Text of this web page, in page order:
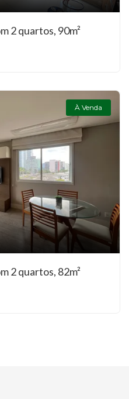
2 quartos, 90m²
À Venda
2 quartos, 82m²